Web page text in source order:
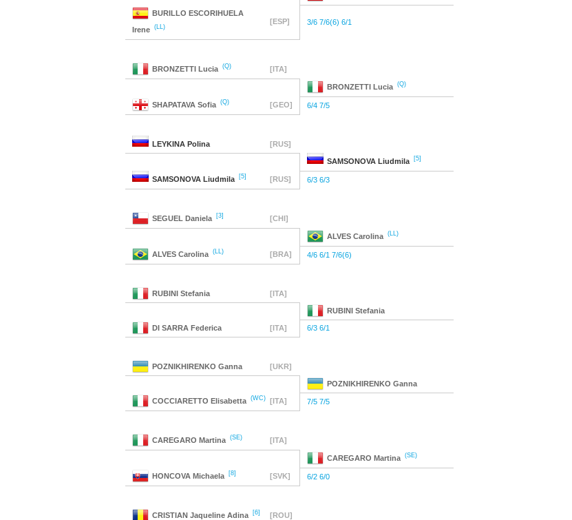
BURILLO ESCORIHUELA
Irene (LL)
[ESP] 3/6 7/6(6) 6/1
BRONZETTI Lucia (Q) [ITA]
BRONZETTI Lucia (Q)
SHAPATAVA Sofia (Q) [GEO] 6/4 7/5
LEYKINA Polina [RUS]
SAMSONOVA Liudmila [5]
SAMSONOVA Liudmila [5] [RUS] 6/3 6/3
SEGUEL Daniela [3] [CHI]
ALVES Carolina (LL)
ALVES Carolina (LL) [BRA] 4/6 6/1 7/6(6)
RUBINI Stefania [ITA]
RUBINI Stefania
DI SARRA Federica [ITA] 6/3 6/1
POZNIKHIRENKO Ganna [UKR]
POZNIKHIRENKO Ganna
COCCIARETTO Elisabetta (WC) [ITA] 7/5 7/5
CAREGARO Martina (SE) [ITA]
CAREGARO Martina (SE)
HONCOVA Michaela [8] [SVK] 6/2 6/0
CRISTIAN Jaqueline Adina [6] [ROU]